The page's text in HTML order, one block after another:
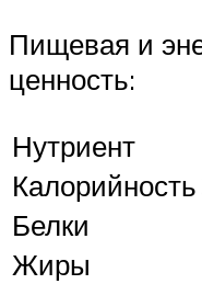
Пищевая и
ценность:
Нутриент
Калорийность
Белки
Жиры